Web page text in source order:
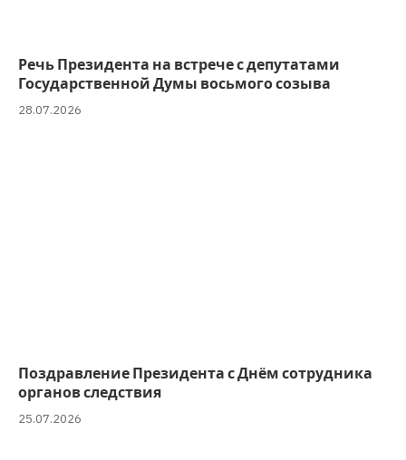
Речь Президента на встрече с депутатами
Государственной Думы восьмого созыва
28.07.2026
Поздравление Президента с Днём сотрудника
органов следствия
25.07.2026